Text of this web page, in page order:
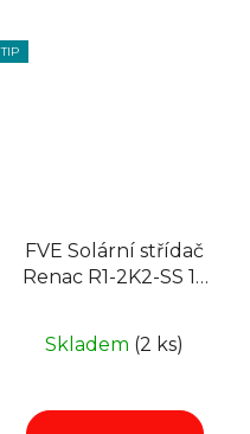
TIP
FVE Solární střídač
Renac R1-2K2-SS 1F
Skladem (2 ks)